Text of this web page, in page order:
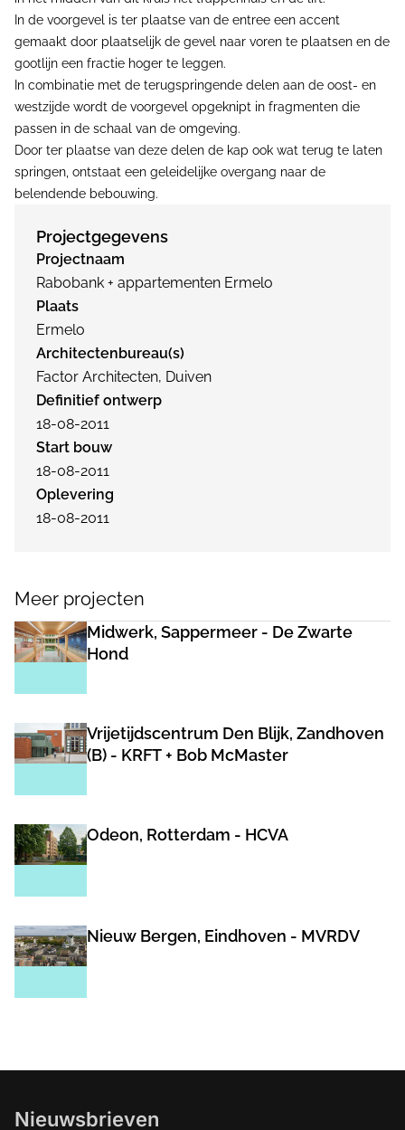
In de voorgevel is ter plaatse van de entree een accent
gemaakt door plaatselijk de gevel naar voren te plaatsen en de
gootlijn een fractie hoger te leggen.
In combinatie met de terugspringende delen aan de oost- en
westzijde wordt de voorgevel opgeknipt in fragmenten die
passen in de schaal van de omgeving.
Door ter plaatse van deze delen de kap ook wat terug te laten
springen, ontstaat een geleidelijke overgang naar de
belendende bebouwing.
Projectgegevens
Projectnaam
Rabobank + appartementen Ermelo
Plaats
Ermelo
Architectenbureau(s)
Factor Architecten, Duiven
Definitief ontwerp
18-08-2011
Start bouw
18-08-2011
Oplevering
18-08-2011
Meer projecten
Midwerk, Sappermeer - De Zwarte
Hond
Vrijetijdscentrum Den Blijk, Zandhoven
(B) - KRFT + Bob McMaster
Odeon, Rotterdam - HCVA
Nieuw Bergen, Eindhoven - MVRDV
Nieuwsbrieven